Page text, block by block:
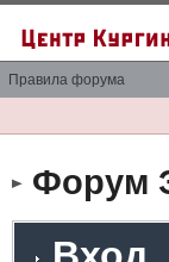
Правила форума
Форум